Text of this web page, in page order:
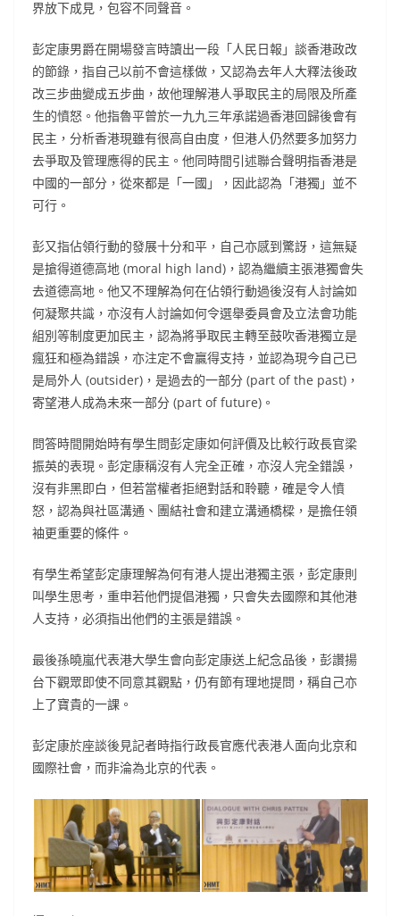
界放下成見，包容不同聲音。
彭定康男爵在開場發言時讀出一段「人民日報」談香港政改
的節錄，指自己以前不會這樣做，又認為去年人大釋法後政
改三步曲變成五步曲，故他理解港人爭取民主的局限及所產
生的憤怒。他指魯平曾於一九九三年承諾過香港回歸後會有
民主，分析香港現雖有很高自由度，但港人仍然要多加努力
去爭取及管理應得的民主。他同時間引述聯合聲明指香港是
中國的一部分，從來都是「一國」，因此認為「港獨」並不
可行。
彭又指佔領行動的發展十分和平，自己亦感到驚訝，這無疑
是搶得道德高地 (moral high land)，認為繼續主張港獨會失
去道德高地。他又不理解為何在佔領行動過後沒有人討論如
何凝聚共識，亦沒有人討論如何令選舉委員會及立法會功能
組別等制度更加民主，認為將爭取民主轉至鼓吹香港獨立是
瘋狂和極為錯誤，亦注定不會贏得支持，並認為現今自己已
是局外人 (outsider)，是過去的一部分 (part of the past)，
寄望港人成為未來一部分 (part of future)。
問答時間開始時有學生問彭定康如何評價及比較行政長官梁
振英的表現。彭定康稱沒有人完全正確，亦沒人完全錯誤，
沒有非黑即白，但若當權者拒絕對話和聆聽，確是令人憤
怒，認為與社區溝通、團結社會和建立溝通橋樑，是擔任領
袖更重要的條件。
有學生希望彭定康理解為何有港人提出港獨主張，彭定康則
叫學生思考，重申若他們提倡港獨，只會失去國際和其他港
人支持，必須指出他們的主張是錯誤。
最後孫曉嵐代表港大學生會向彭定康送上紀念品後，彭讚揚
台下觀眾即使不同意其觀點，仍有節有理地提問，稱自己亦
上了寶貴的一課。
彭定康於座談後見記者時指行政長官應代表港人面向北京和
國際社會，而非淪為北京的代表。